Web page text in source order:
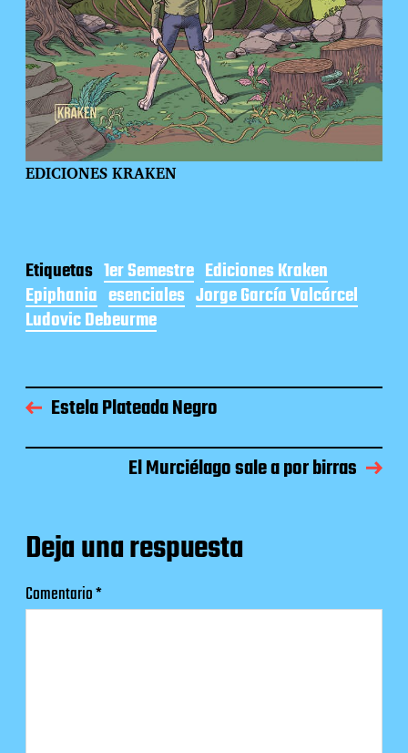
EDICIONES KRAKEN
Etiquetas 1er Semestre Ediciones Kraken
Epiphania esenciales Jorge García Valcárcel
Ludovic Debeurme
Estela Plateada Negro
El Murciélago sale a por birras
Deja una respuesta
Comentario*